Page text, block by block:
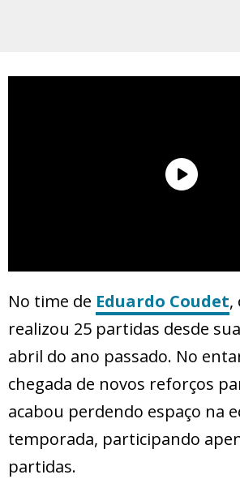
No time de Eduardo Coudet,
realizou 25 partidas desde
abril do ano passado. No
chegada de novos reforços
acabou perdendo espaço na
temporada, participando
partidas.